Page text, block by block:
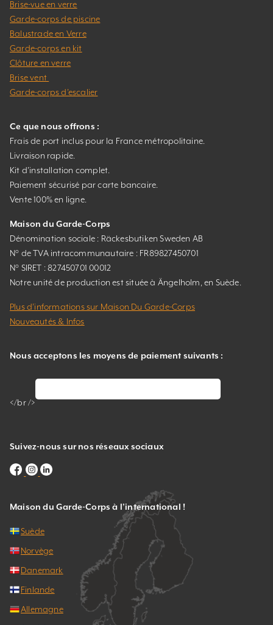
Brise-vue en verre
Garde-corps de piscine
Balustrade en Verre
Garde-corps en kit
Clôture en verre
Brise vent
Garde-corps d’escalier
Ce que nous offrons :
Frais de port inclus pour la France métropolitaine.
Livraison rapide.
Kit d’installation complet.
Paiement sécurisé par carte bancaire.
Vente 100% en ligne.
Maison du Garde-Corps
Dénomination sociale : Räckesbutiken Sweden AB
N° de TVA intracommunautaire : FR89827450701
N° SIRET : 827450701 00012
Notre unité de production est située à Ängelholm, en Suède.
Plus d’informations sur Maison Du Garde-Corps
Nouveautés & Infos
Nous acceptons les moyens de paiement suivants :
</br />
Suivez-nous sur nos réseaux sociaux
Maison du Garde-Corps à l’international !
Suède
Norvège
Danemark
Finlande
Allemagne